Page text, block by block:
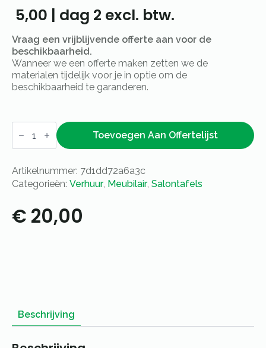
5,00 | dag 2 excl. btw.
Vraag een vrijblijvende offerte aan voor de
beschikbaarheid.
Wanneer we een offerte maken zetten we de
materialen tijdelijk voor je in optie om de
beschikbaarheid te garanderen.
Salontafel
Industrial
Toevoegen Aan Offertelijst
Artikelnummer: 7d1dd72a6a3c
Categorieën: Verhuur, Meubilair, Salontafels
€ 20,00
Beschrijving